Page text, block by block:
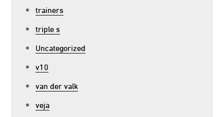
trainers
triple s
Uncategorized
v10
van der valk
veja